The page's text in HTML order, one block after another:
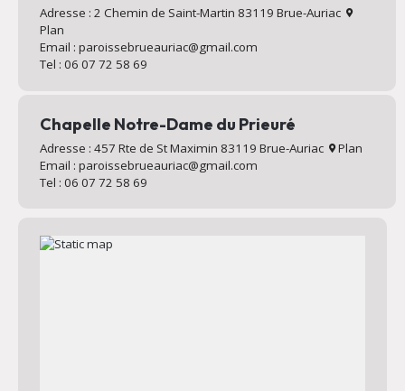
Adresse : 2 Chemin de Saint-Martin 83119 Brue-Auriac
Plan
Email : paroissebrueauriac@gmail.com
Tel : 06 07 72 58 69
Chapelle Notre-Dame du Prieuré
Adresse : 457 Rte de St Maximin 83119 Brue-Auriac
Plan
Email : paroissebrueauriac@gmail.com
Tel : 06 07 72 58 69